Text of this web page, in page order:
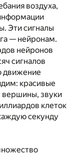
воздуха,
Эти сигналы
— нейронам.
нейронов
сигналов
движение
красивые
вершины, звуки
клеток
секунду